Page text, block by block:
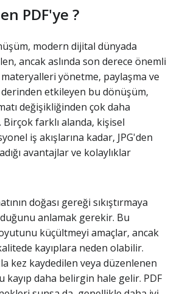
PDF'ye ?
modern dijital dünyada
ancak aslında son derece önemli
yönetme, paylaşma ve
etkileyen bu dönüşüm,
değişikliğinden çok daha
Birçok farklı alanda, kişisel
iş akışlarına kadar, JPG'den
avantajlar ve kolaylıklar
doğası gereği sıkıştırmaya
anlamak gerekir. Bu
küçültmeyi amaçlar, ancak
kayıplara neden olabilir.
kez kaydedilen veya düzenlenen
kayıp daha belirgin hale gelir. PDF